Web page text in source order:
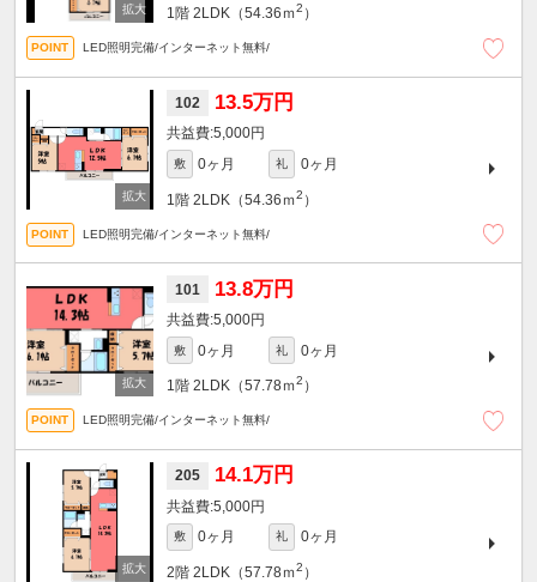
1階 2LDK（54.36ｍ2 ）
LED照明完備/インターネット無料/
102 13.5万円
5,000円
敷 0ヶ月 礼 0ヶ月
1階 2LDK（54.36ｍ2 ）
LED照明完備/インターネット無料/
101 13.8万円
5,000円
敷 0ヶ月 礼 0ヶ月
1階 2LDK（57.78ｍ2 ）
LED照明完備/インターネット無料/
205 14.1万円
5,000円
敷 0ヶ月 礼 0ヶ月
2階 2LDK（57.78ｍ2 ）